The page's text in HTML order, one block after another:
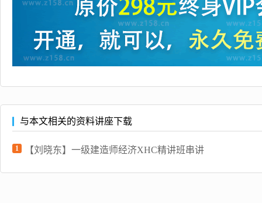
与本文相关的资料讲座下载
1 【刘晓东】一级建造师经济XHC精讲班串讲